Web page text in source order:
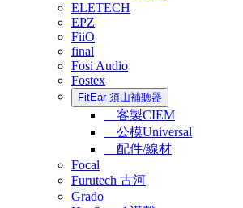
ELETECH
EPZ
FiiO
final
Fosi Audio
Fostex
FitEar 須山補聽器
客製CIEM
公模Universal
配件/線材
Focal
Furutech 古河
Grado